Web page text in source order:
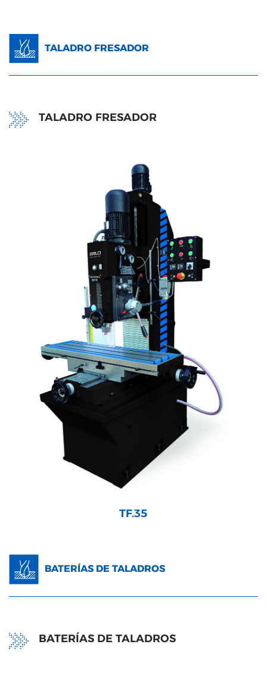
TALADRO FRESADOR
TALADRO FRESADOR
TF.35
BATERÍAS DE TALADROS
BATERÍAS DE TALADROS